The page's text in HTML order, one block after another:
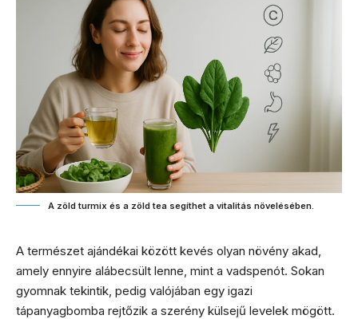
A zöld turmix és a zöld tea segíthet a vitalitás növelésében.
A természet ajándékai között kevés olyan növény akad,
amely ennyire alábecsült lenne, mint a vadspenót. Sokan
gyomnak tekintik, pedig valójában egy igazi
tápanyagbomba rejtőzik a szerény külsejű levelek mögött.